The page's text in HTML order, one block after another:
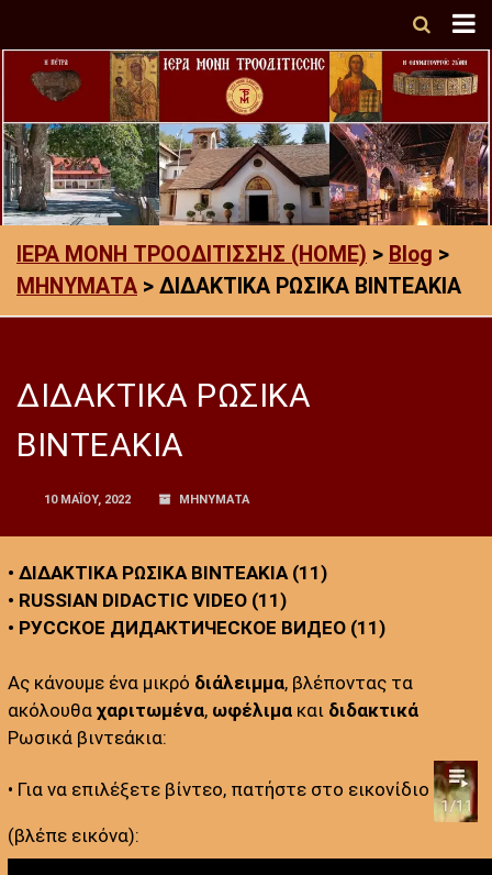
ΙΕΡΑ ΜΟΝΗ ΤΡΟΟΔΙΤΙΣΣΗΣ (HOME) > Blog >
ΜΗΝΥΜΑΤΑ > ΔΙΔΑΚΤΙΚΑ ΡΩΣΙΚΑ ΒΙΝΤΕΑΚΙΑ
ΔΙΔΑΚΤΙΚΑ ΡΩΣΙΚΑ
ΒΙΝΤΕΑΚΙΑ
10 ΜΑΪ́ΟΥ, 2022 ΜΗΝΥΜΑΤΑ
• ΔΙΔΑΚΤΙΚΑ ΡΩΣΙΚΑ ΒΙΝΤΕΑΚΙΑ (11)
• RUSSIAN DIDACTIC VIDEO (11)
• РУССКОЕ ДИДАКТИЧЕСКОЕ ВИДЕО (11)
Ας κάνουμε ένα μικρό διάλειμμα, βλέποντας τα
ακόλουθα χαριτωμένα, ωφέλιμα και διδακτικά
Ρωσικά βιντεάκια:
• Για να επιλέξετε βίντεο, πατήστε στο εικονίδιο
(βλέπε εικόνα):